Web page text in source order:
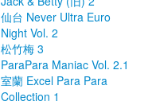
仙台 Never Ultra Euro
Night Vol. 2
松竹梅 3
ParaPara Maniac Vol. 2.1
室蘭 Excel Para Para
Collection 1